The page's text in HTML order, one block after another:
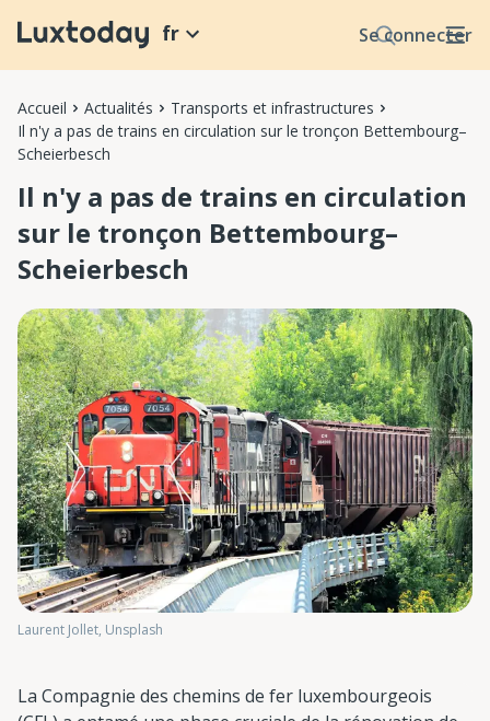
Se connecter
fr
Accueil Actualités
Transports et infrastructures
Il n'y a pas de trains en circulation sur le tronçon Bettembourg–
Scheierbesch
Il n'y a pas de trains en circulation
sur le tronçon Bettembourg–
Scheierbesch
Laurent Jollet, Unsplash
La Compagnie des chemins de fer luxembourgeois